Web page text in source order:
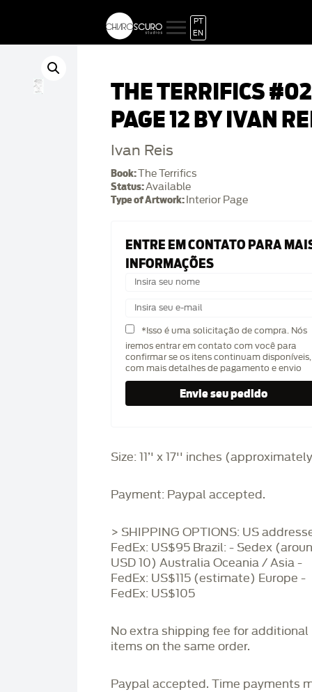
PT
EN
THE TERRIFICS #02
PAGE 12 BY IVAN
Ivan Reis
Book:The Terrifics
Status:Available
Type of Artwork: Interior Page
ENTRE EM CONTATO PARA
INFORMAÇÕES
*Isso é uma solicitação de compra. Nós
iremos entrar em contato com você para
confirmar se os itens continuam disponíveis,
com mais detalhes de pagamento e envio
Size: 11’' x 17'' inches
Payment: Paypal accepted.
> SHIPPING OPTIONS: US
FedEx: US$95 Brazil: - Sedex
USD 10) Australia Oceania / Asia -
FedEx: US$115 (estimate) Europe -
FedEx: US$105
No extra shipping fee for additional
items on the same order.
Paypal accepted. Time payments